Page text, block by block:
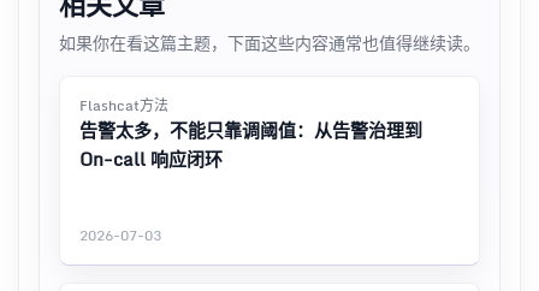
如果你在看这篇主题，下面这些内容通常也值得继续读。
Flashcat方法
告警太多，不能只靠调阈值：从告警治理到
On-call 响应闭环
2026-07-03